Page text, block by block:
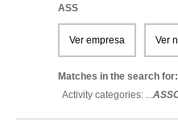
ASS
Ver empresa Ver
Matches in the search for:
Activity categories: ...